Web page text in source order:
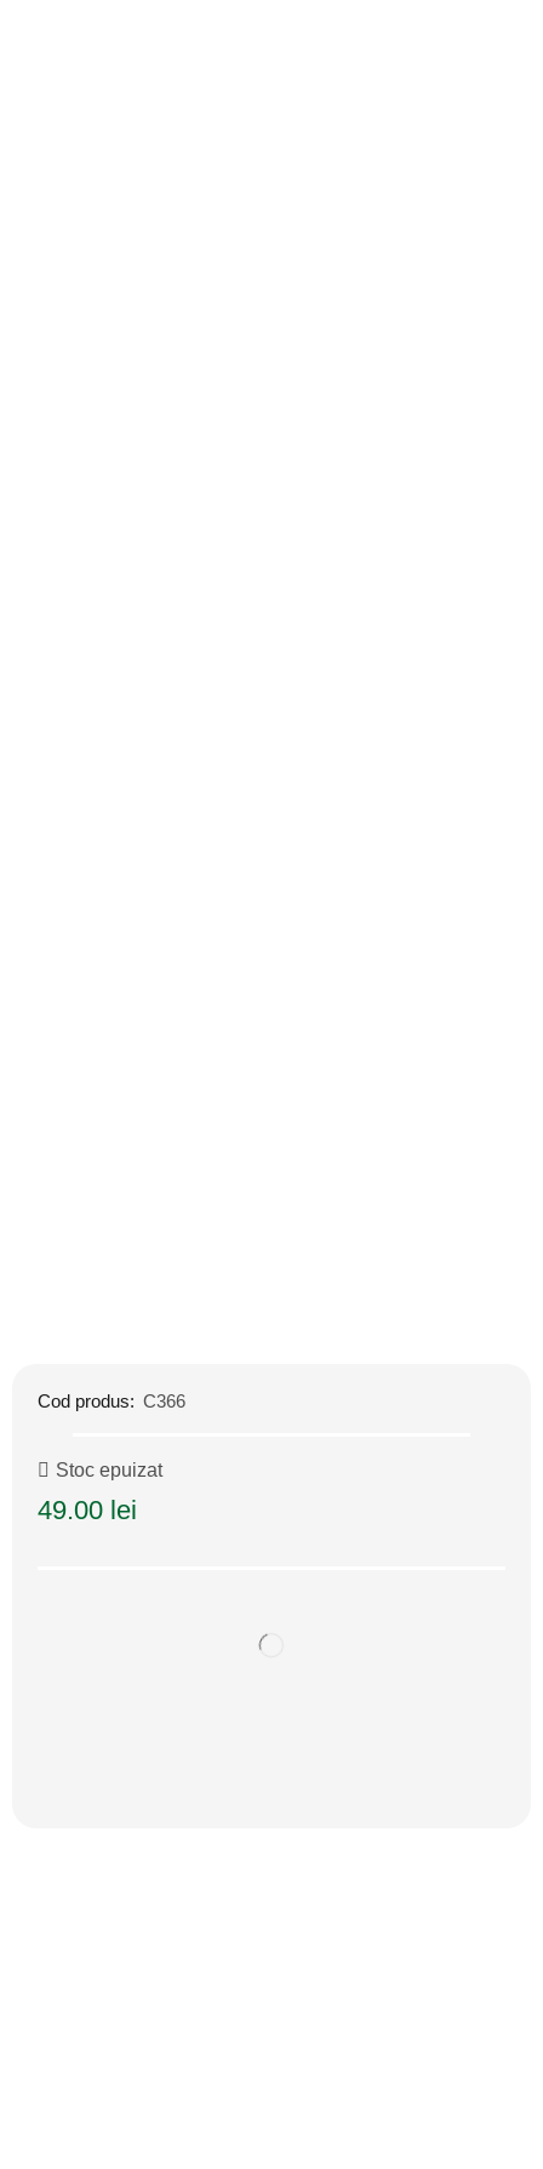
Cod produs: C366
Stoc epuizat
49.00 lei